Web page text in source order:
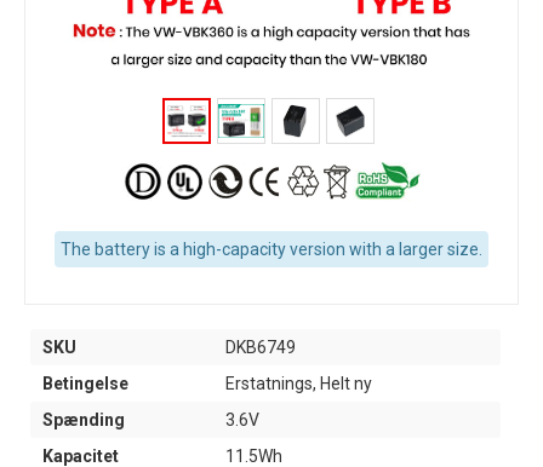
The battery is a high-capacity version with a larger size.
SKU
DKB6749
Betingelse
Erstatnings, Helt ny
Spænding
3.6V
Kapacitet
11.5Wh